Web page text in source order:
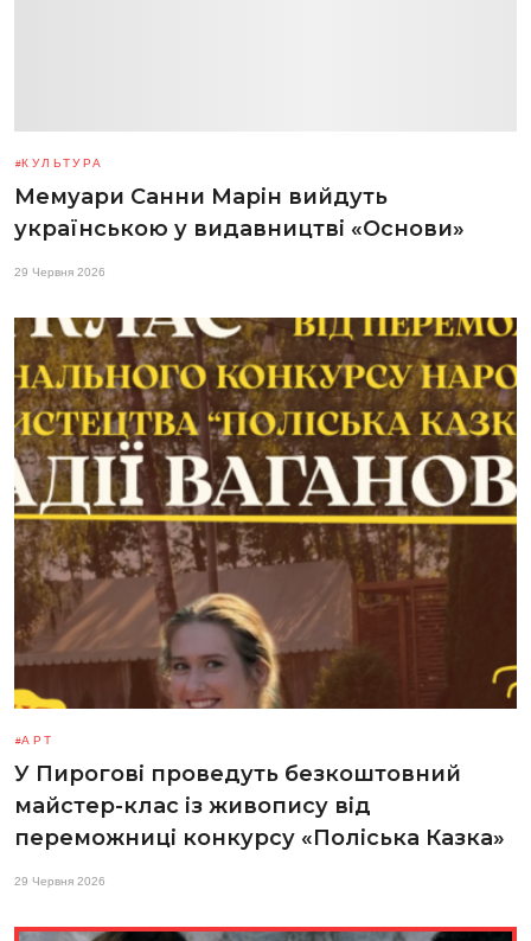
КУЛЬТУРА
Мемуари Санни Марін вийдуть
українською у видавництві «Основи»
29 Червня 2026
АРТ
У Пирогові проведуть безкоштовний
майстер-клас із живопису від
переможниці конкурсу «Поліська Казка»
29 Червня 2026